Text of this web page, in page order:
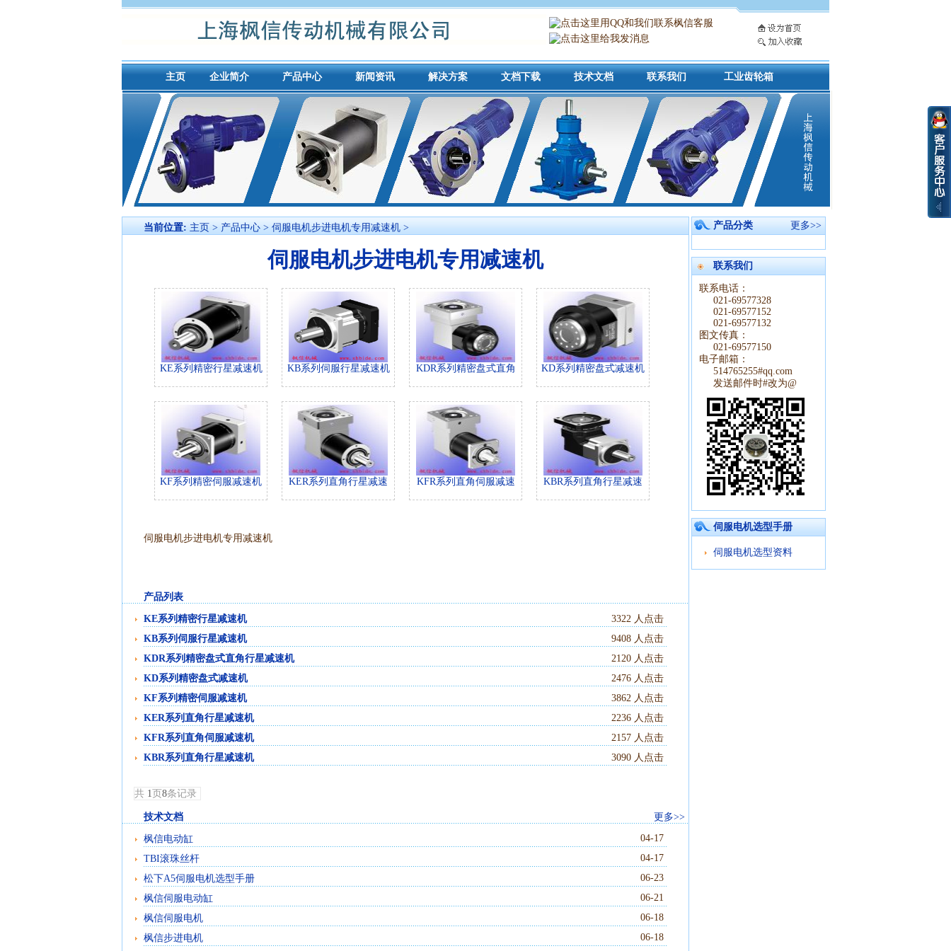
枫信客服
主页 企业简介 产品中心 新闻资讯 解决方案 文档下载 技术文档 联系我们 工业齿轮箱
当前位置: 主页 > 产品中心 > 伺服电机步进电机专用减速机 >
伺服电机步进电机专用减速机
KE系列精密行星减速机 KB系列伺服行星减速机 KDR系列精密盘式直角 KD系列精密盘式减速机
KF系列精密伺服减速机 KER系列直角行星减速 KFR系列直角伺服减速 KBR系列直角行星减速
伺服电机步进电机专用减速机
产品列表
3322 人点击
KE系列精密行星减速机
9408 人点击
KB系列伺服行星减速机
2120 人点击
KDR系列精密盘式直角行星减速机
2476 人点击
KD系列精密盘式减速机
3862 人点击
KF系列精密伺服减速机
2236 人点击
KER系列直角行星减速机
2157 人点击
KFR系列直角伺服减速机
3090 人点击
KBR系列直角行星减速机
共 1 页 8条记录
技术文档
更多>>
04-17
枫信电动缸
04-17
TBI滚珠丝杆
06-23
松下A5伺服电机选型手册
06-21
枫信伺服电动缸
06-18
枫信伺服电机
06-18
枫信步进电机
产品分类 更多>>
联系我们
联系电话：
021-69577328
021-69577152
021-69577132
图文传真：
021-69577150
电子邮箱：
514765255#qq.com
发送邮件时#改为@
伺服电机选型手册
伺服电机选型资料